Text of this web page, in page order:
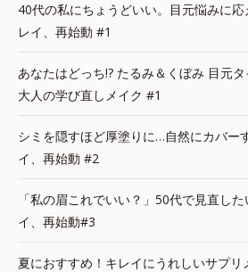
40代の私にちょうどいい。目元悩みに
レイ、再始動 #1
あなたはどっち!? たるみ＆くぼみ 目元
大人の学び直しメイク #1
シミを隠すほど厚塗りに…自然にカバー
イ、再始動 #2
「私の眉これでいい？」50代で見直し
イ、再始動#3
夏におすすめ！キレイにうれしいサプ